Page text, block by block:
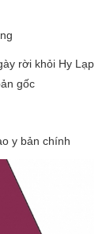
rời khỏi Hy Lạp
gốc
y bản chính